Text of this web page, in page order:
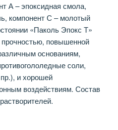
А – эпоксидная смола,
компонент С – молотый
«Паколь Эпокс Т»
повышенной
основаниям,
соли,
и хорошей
воздействиям. Состав